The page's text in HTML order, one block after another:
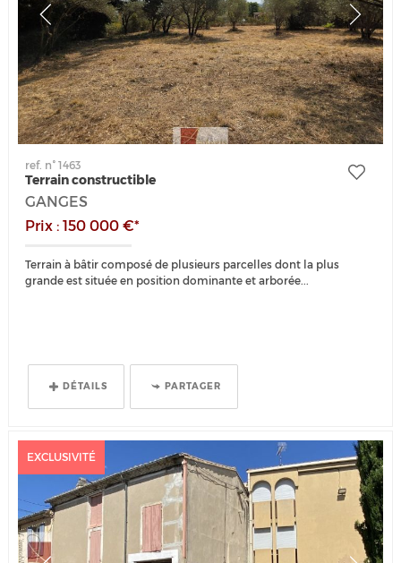
ref. n° 1463
Terrain constructible
GANGES
Prix : 150 000 €*
Terrain à bâtir composé de plusieurs parcelles dont la plus
grande est située en position dominante et arborée...
DÉTAILS PARTAGER
EXCLUSIVITÉ